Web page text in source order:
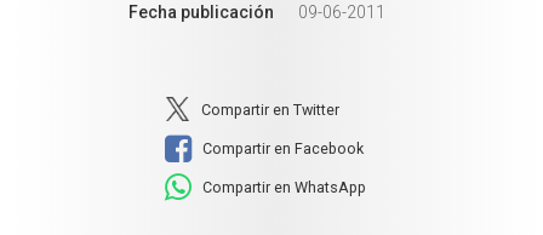
Fecha publicación
09-06-2011
Compartir en Twitter
Compartir en Facebook
Compartir en WhatsApp